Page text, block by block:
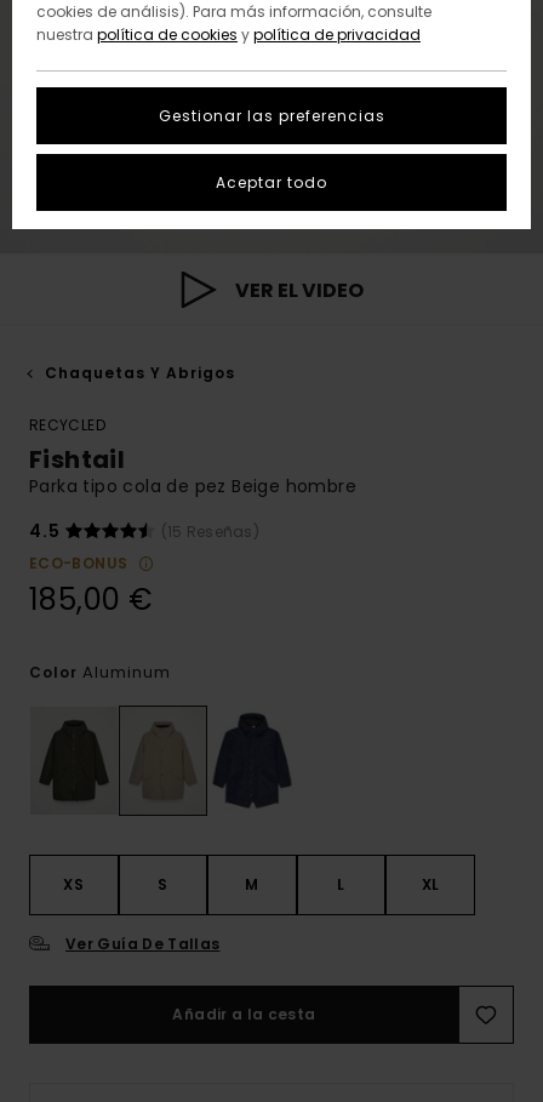
VER EL VIDEO
Chaquetas Y Abrigos
RECYCLED
Fishtail
Parka tipo cola de pez Beige hombre
4.5
(15 Reseñas)
ECO-BONUS
185,00 €
Color Aluminum
XS S M L XL
Ver Guía De Tallas
Añadir a la cesta
cookies de análisis). Para más información, consulte
nuestra política de cookies ypolítica de privacidad
Gestionar las preferencias
Aceptar todo